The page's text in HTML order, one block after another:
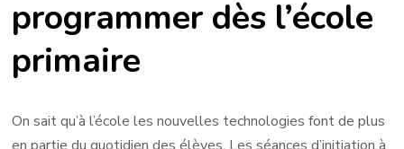
programmer dès l’école
primaire
On sait qu’à l’école les nouvelles technologies font de plus
en partie du quotidien des élèves. Les séances d’initiation à